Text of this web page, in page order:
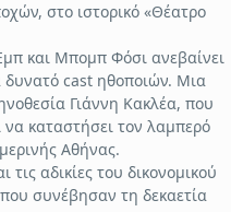
στο ιστορικό «Θέατρο
και Μπομπ Φόσι ανεβαίνει
cast ηθοποιών. Μια
Γιάννη Κακλέα, που
να καταστήσει τον λαμπερό
Αθήνας.
αδικίες του δικονομικού
συνέβησαν τη δεκαετία